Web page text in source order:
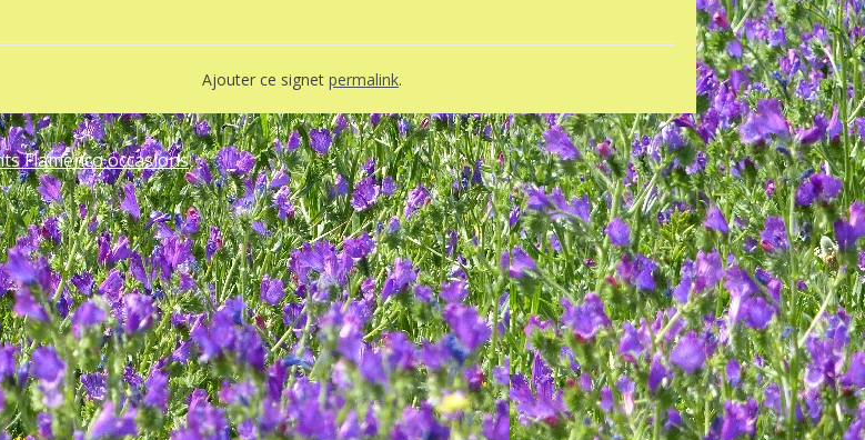
Ajouter ce signet permalink.
Flamenco occasions